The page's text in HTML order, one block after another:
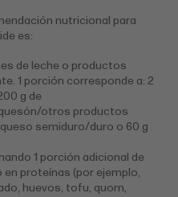
nutricional para
es:
de leche o productos
1 porción corresponde a: 2
g de
otros productos
semiduro/duro o 60 g
1 porción adicional de
proteínas (por ejemplo,
huevos, tofu, quorn,